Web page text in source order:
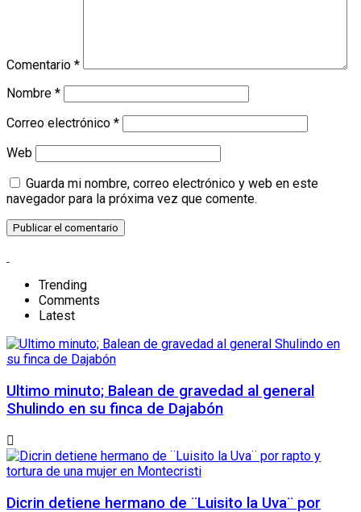
Comentario *
Nombre *
Correo electrónico *
Web
Guarda mi nombre, correo electrónico y web en este
navegador para la próxima vez que comente.
Trending
Comments
Latest
Ultimo minuto; Balean de gravedad al general
Shulindo en su finca de Dajabón
Dicrin detiene hermano de ¨Luisito la Uva¨ por